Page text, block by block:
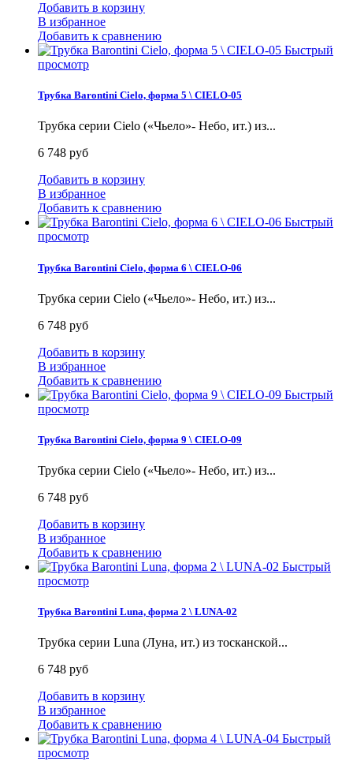
Добавить в корзину
В избранное
Добавить к сравнению
Быстрый
просмотр
Трубка Barontini Cielo, форма 5 \ CIELO-05
Трубка серии Cielo («Чьело»- Небо, ит.) из...
6 748 руб
Добавить в корзину
В избранное
Добавить к сравнению
Быстрый
просмотр
Трубка Barontini Cielo, форма 6 \ CIELO-06
Трубка серии Cielo («Чьело»- Небо, ит.) из...
6 748 руб
Добавить в корзину
В избранное
Добавить к сравнению
Быстрый
просмотр
Трубка Barontini Cielo, форма 9 \ CIELO-09
Трубка серии Cielo («Чьело»- Небо, ит.) из...
6 748 руб
Добавить в корзину
В избранное
Добавить к сравнению
Быстрый
просмотр
Трубка Barontini Luna, форма 2 \ LUNA-02
Трубка серии Luna (Луна, ит.) из тосканской...
6 748 руб
Добавить в корзину
В избранное
Добавить к сравнению
Быстрый
просмотр